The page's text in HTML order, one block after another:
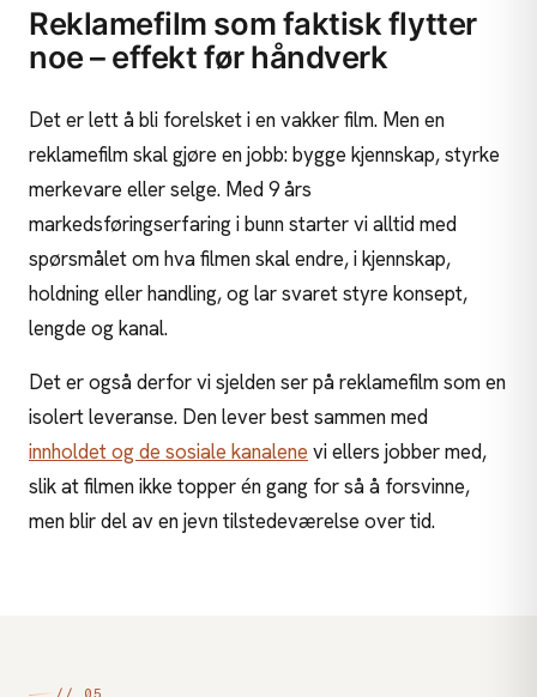
Reklamefilm som faktisk flytter
noe – effekt før håndverk
Det er lett å bli forelsket i en vakker film. Men en
reklamefilm skal gjøre en jobb: bygge kjennskap, styrke
merkevare eller selge. Med 9 års
markedsføringserfaring i bunn starter vi alltid med
spørsmålet om hva filmen skal endre, i kjennskap,
holdning eller handling, og lar svaret styre konsept,
lengde og kanal.
Det er også derfor vi sjelden ser på reklamefilm som en
isolert leveranse. Den lever best sammen med
innholdet og de sosiale kanalene vi ellers jobber med,
slik at filmen ikke topper én gang for så å forsvinne,
men blir del av en jevn tilstedeværelse over tid.